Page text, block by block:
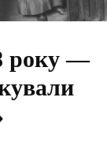
року —